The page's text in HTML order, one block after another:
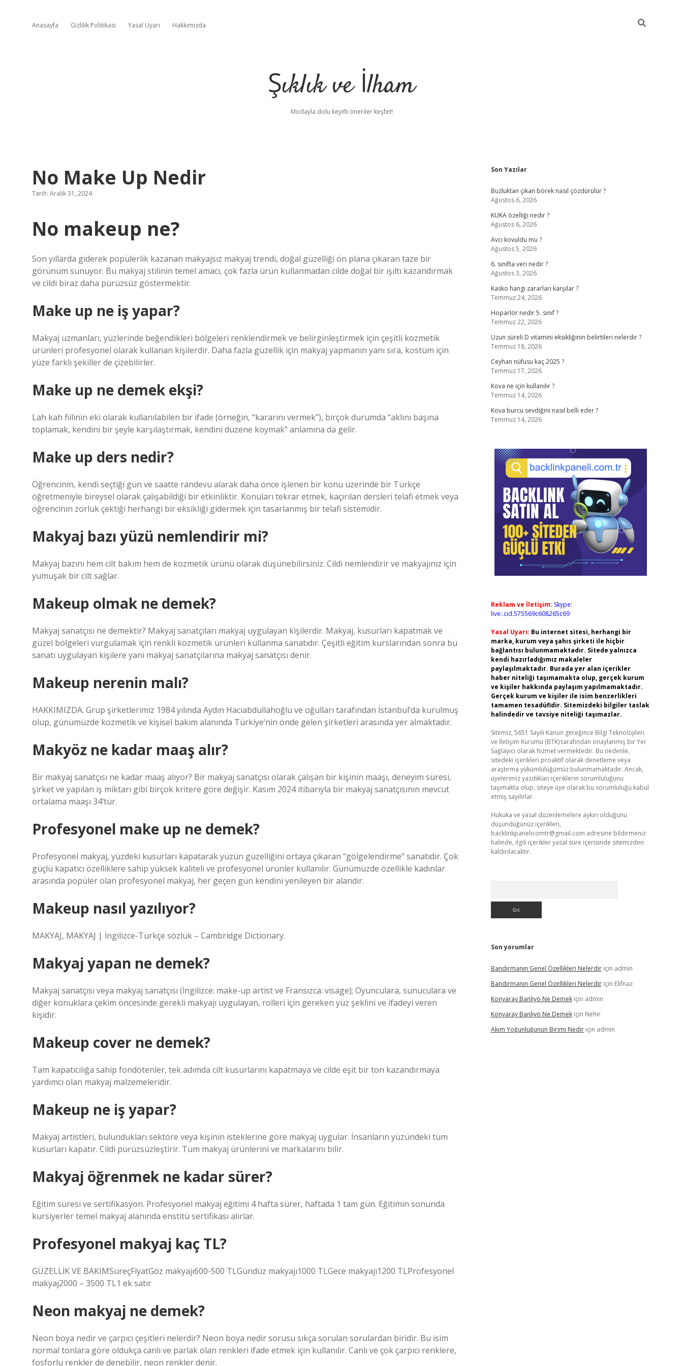
Anasayfa Gizlilik Politikası Yasal Uyarı Hakkımızda
Şıklık ve İlham
Modayla dolu keyifli öneriler keşfet!
No Make Up Nedir
Tarih: Aralık 31, 2024
No makeup ne?
Son yıllarda giderek popülerlik kazanan makyajsız makyaj trendi, doğal güzelliği ön plana çıkaran taze bir
görünüm sunuyor. Bu makyaj stilinin temel amacı, çok fazla ürün kullanmadan cilde doğal bir ışıltı kazandırmak
ve cildi biraz daha pürüzsüz göstermektir.
Make up ne iş yapar?
Makyaj uzmanları, yüzlerinde beğendikleri bölgeleri renklendirmek ve belirginleştirmek için çeşitli kozmetik
ürünleri profesyonel olarak kullanan kişilerdir. Daha fazla güzellik için makyaj yapmanın yanı sıra, kostüm için
yüze farklı şekiller de çizebilirler.
Make up ne demek ekşi?
Lah kah fiilinin eki olarak kullanılabilen bir ifade (örneğin, “kararını vermek”), birçok durumda “aklını başına
toplamak, kendini bir şeyle karşılaştırmak, kendini düzene koymak” anlamına da gelir.
Make up ders nedir?
Öğrencinin, kendi seçtiği gün ve saatte randevu alarak daha önce işlenen bir konu üzerinde bir Türkçe
öğretmeniyle bireysel olarak çalışabildiği bir etkinliktir. Konuları tekrar etmek, kaçırılan dersleri telafi etmek veya
öğrencinin zorluk çektiği herhangi bir eksikliği gidermek için tasarlanmış bir telafi sistemidir.
Makyaj bazı yüzü nemlendirir mi?
Makyaj bazını hem cilt bakım hem de kozmetik ürünü olarak düşünebilirsiniz. Cildi nemlendirir ve makyajınız için
yumuşak bir cilt sağlar.
Makeup olmak ne demek?
Makyaj sanatçısı ne demektir? Makyaj sanatçıları makyaj uygulayan kişilerdir. Makyaj, kusurları kapatmak ve
güzel bölgeleri vurgulamak için renkli kozmetik ürünleri kullanma sanatıdır. Çeşitli eğitim kurslarından sonra bu
sanatı uygulayan kişilere yani makyaj sanatçılarına makyaj sanatçısı denir.
Makeup nerenin malı?
HAKKIMIZDA. Grup şirketlerimiz 1984 yılında Aydın Hacıabdullahoğlu ve oğulları tarafından İstanbul’da kurulmuş
olup, günümüzde kozmetik ve kişisel bakım alanında Türkiye’nin önde gelen şirketleri arasında yer almaktadır.
Makyöz ne kadar maaş alır?
Bir makyaj sanatçısı ne kadar maaş alıyor? Bir makyaj sanatçısı olarak çalışan bir kişinin maaşı, deneyim süresi,
şirket ve yapılan iş miktarı gibi birçok kritere göre değişir. Kasım 2024 itibarıyla bir makyaj sanatçısının mevcut
ortalama maaşı 34’tür.
Profesyonel make up ne demek?
Profesyonel makyaj, yüzdeki kusurları kapatarak yüzün güzelliğini ortaya çıkaran “gölgelendirme” sanatıdır. Çok
güçlü kapatıcı özelliklere sahip yüksek kaliteli ve profesyonel ürünler kullanılır. Günümüzde özellikle kadınlar
arasında popüler olan profesyonel makyaj, her geçen gün kendini yenileyen bir alandır.
Makeup nasıl yazılıyor?
MAKYAJ, MAKYAJ | İngilizce-Türkçe sözlük – Cambridge Dictionary.
Makyaj yapan ne demek?
Makyaj sanatçısı veya makyaj sanatçısı (İngilizce: make-up artist ve Fransızca: visage); Oyunculara, sunuculara ve
diğer konuklara çekim öncesinde gerekli makyajı uygulayan, rolleri için gereken yüz şeklini ve ifadeyi veren
kişidir.
Makeup cover ne demek?
Tam kapatıcılığa sahip fondötenler, tek adımda cilt kusurlarını kapatmaya ve cilde eşit bir ton kazandırmaya
yardımcı olan makyaj malzemeleridir.
Makeup ne iş yapar?
Makyaj artistleri, bulundukları sektöre veya kişinin isteklerine göre makyaj uygular. İnsanların yüzündeki tüm
kusurları kapatır. Cildi pürüzsüzleştirir. Tüm makyaj ürünlerini ve markalarını bilir.
Makyaj öğrenmek ne kadar sürer?
Eğitim süresi ve sertifikasyon. Profesyonel makyaj eğitimi 4 hafta sürer, haftada 1 tam gün. Eğitimin sonunda
kursiyerler temel makyaj alanında enstitü sertifikası alırlar.
Profesyonel makyaj kaç TL?
GÜZELLİK VE BAKIMSüreçFiyatGöz makyajı600-500 TLGündüz makyajı1000 TLGece makyajı1200 TLProfesyonel
makyaj2000 – 3500 TL1 ek satır
Neon makyaj ne demek?
Neon boya nedir ve çarpıcı çeşitleri nelerdir? Neon boya nedir sorusu sıkça sorulan sorulardan biridir. Bu isim
normal tonlara göre oldukça canlı ve parlak olan renkleri ifade etmek için kullanılır. Canlı ve çok çarpıcı renklere,
fosforlu renkler de denebilir, neon renkler denir.
Sidebar
Son Yazılar
Buzluktan çıkan börek nasıl çözdürülür ?
Ağustos 6, 2026
KUKA özelliği nedir ?
Ağustos 6, 2026
Avcı kovuldu mu ?
Ağustos 5, 2026
6. sınıfta veri nedir ?
Ağustos 3, 2026
Kasko hangi zararları karşılar ?
Temmuz 24, 2026
Hoparlör nedir 5. sınıf ?
Temmuz 22, 2026
Uzun süreli D vitamini eksikliğinin belirtileri nelerdir ?
Temmuz 18, 2026
Ceyhan nüfusu kaç 2025 ?
Temmuz 17, 2026
Kova ne için kullanılır ?
Temmuz 14, 2026
Kova burcu sevdiğini nasıl belli eder ?
Temmuz 14, 2026
Reklam ve İletişim: Skype:
live:.cid.575569c608265c69
Yasal Uyarı: Bu internet sitesi, herhangi bir
marka, kurum veya şahıs şirketi ile hiçbir
bağlantısı bulunmamaktadır. Sitede yalnızca
kendi hazırladığımız makaleler
paylaşılmaktadır. Burada yer alan içerikler
haber niteliği taşımamakta olup, gerçek kurum
ve kişiler hakkında paylaşım yapılmamaktadır.
Gerçek kurum ve kişiler ile isim benzerlikleri
tamamen tesadüfidir. Sitemizdeki bilgiler taslak
halindedir ve tavsiye niteliği taşımazlar.
Sitemiz, 5651 Sayılı Kanun gereğince Bilgi Teknolojileri
ve İletişim Kurumu (BTK) tarafından onaylanmış bir Yer
Sağlayıcı olarak hizmet vermektedir. Bu nedenle,
sitedeki içerikleri proaktif olarak denetleme veya
araştırma yükümlülüğümüz bulunmamaktadır. Ancak,
üyelerimiz yazdıkları içeriklerin sorumluluğunu
taşımakta olup, siteye üye olarak bu sorumluluğu kabul
etmiş sayılırlar.
Hukuka ve yasal düzenlemelere aykırı olduğunu
düşündüğünüz içerikleri,
backlinkpanelicomtr@gmail.com adresine bildirmeniz
halinde, ilgili içerikler yasal süre içerisinde sitemizden
kaldırılacaktır.
Son yorumlar
Bandırmanın Genel Özellikleri Nelerdiriçin admin
Bandırmanın Genel Özellikleri Nelerdiriçin Elifnaz
Konyaray Banliyö Ne Demekiçin admin
Konyaray Banliyö Ne Demekiçin Nehir
Akım Yoğunluğunun Birimi Nediriçin admin